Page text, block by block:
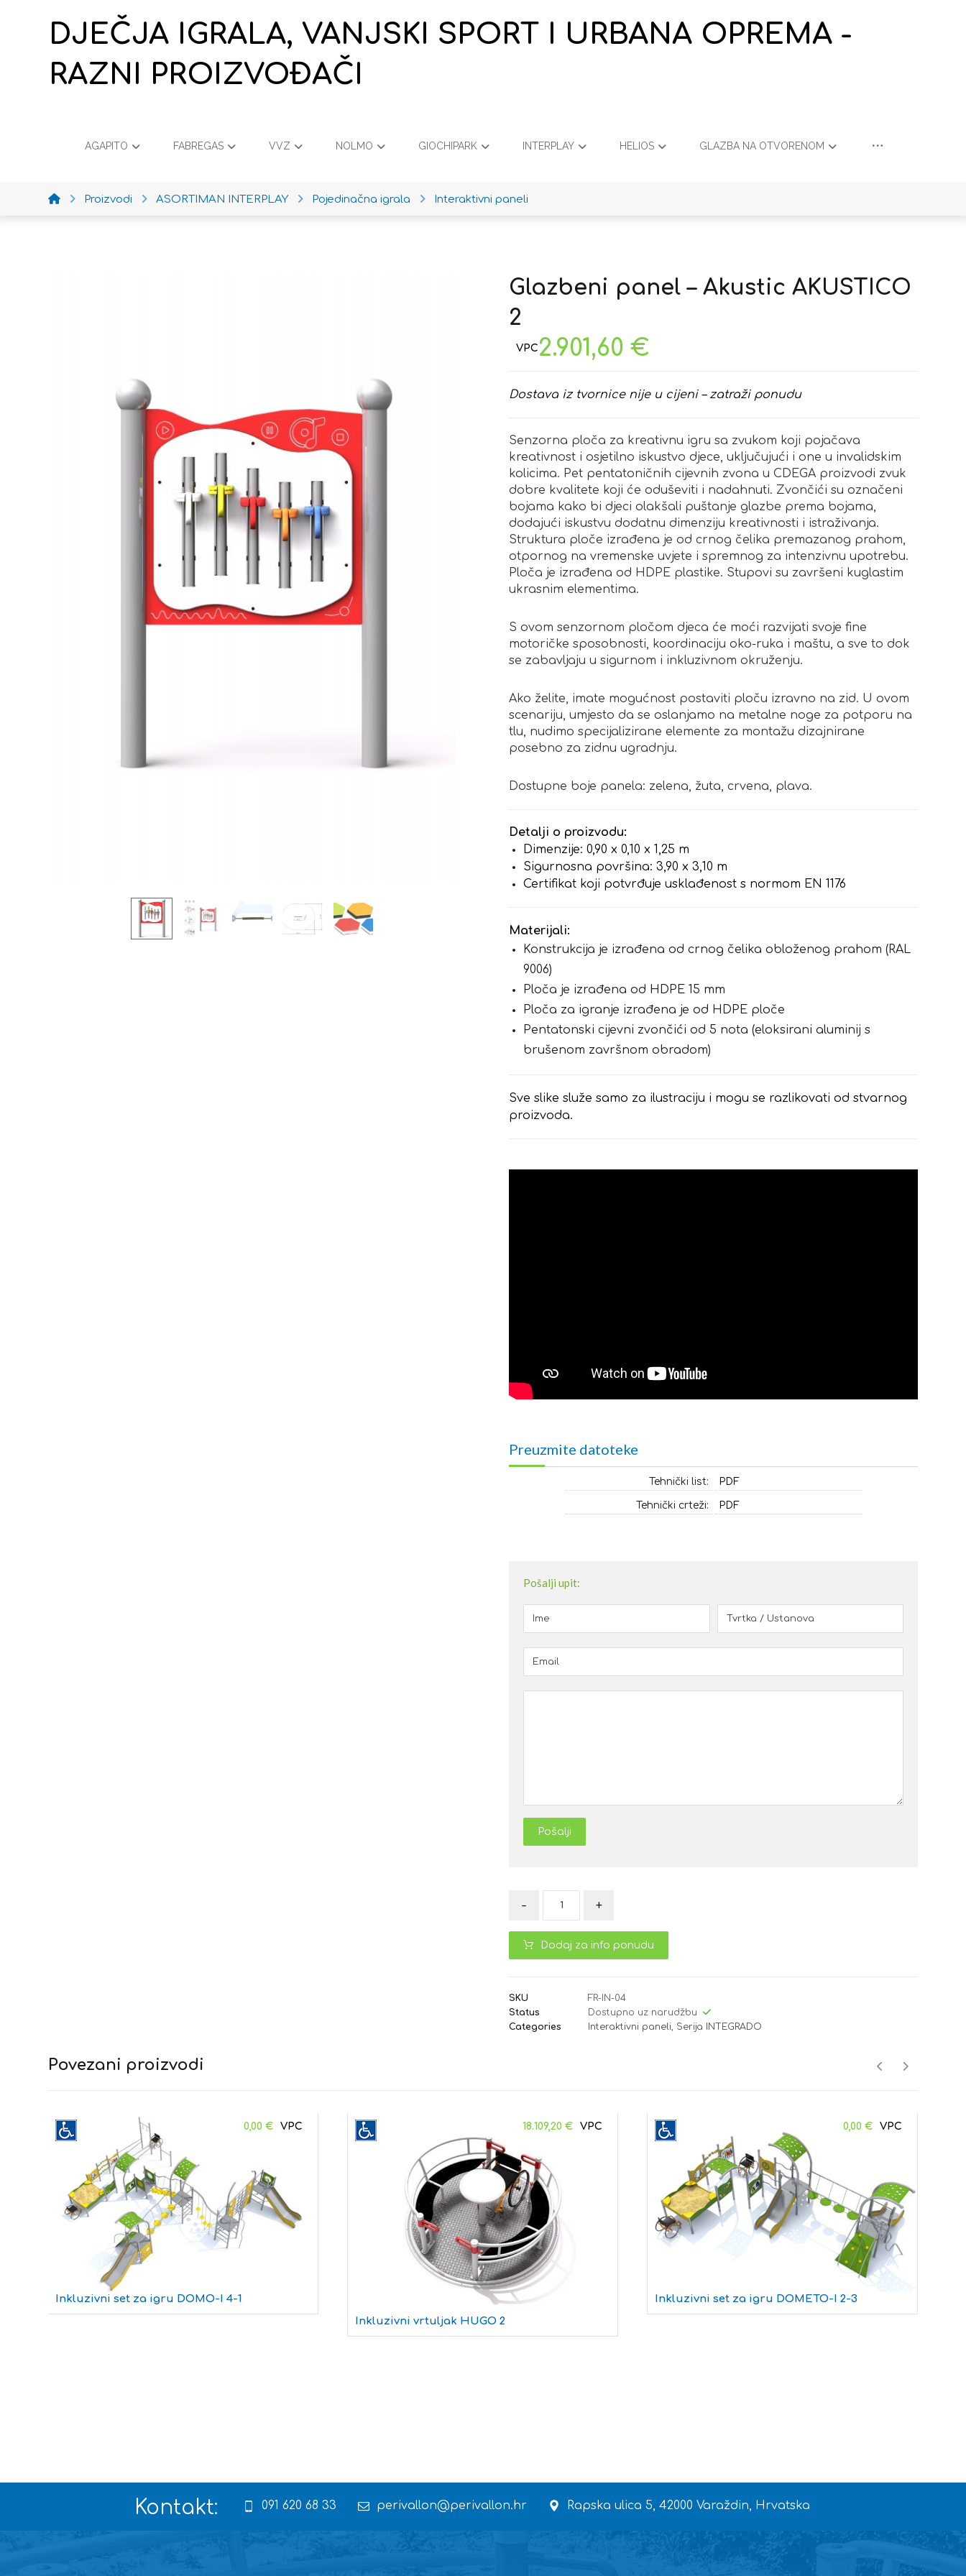
DJEČJA IGRALA, VANJSKI SPORT I URBANA OPREMA -
RAZNI PROIZVOĐAČI
AGAPITO FABREGAS VVZ NOLMO GIOCHIPARK INTERPLAY HELIOS GLAZBA NA OTVORENOM
Proizvodi ASORTIMAN INTERPLAY Pojedinačna igrala Interaktivni paneli
Glazbeni panel – Akustic AKUSTICO
2
2.901,60€
Dostava iz tvornice nije u cijeni – zatraži ponudu
Senzorna ploča za kreativnu igru sa zvukom koji pojačava
kreativnost i osjetilno iskustvo djece, uključujući i one u invalidskim
kolicima. Pet pentatoničnih cijevnih zvona u CDEGA proizvodi zvuk
dobre kvalitete koji će oduševiti i nadahnuti. Zvončići su označeni
bojama kako bi djeci olakšali puštanje glazbe prema bojama,
dodajući iskustvu dodatnu dimenziju kreativnosti i istraživanja.
Struktura ploče izrađena je od crnog čelika premazanog prahom,
otpornog na vremenske uvjete i spremnog za intenzivnu upotrebu.
Ploča je izrađena od HDPE plastike. Stupovi su završeni kuglastim
ukrasnim elementima.
S ovom senzornom pločom djeca će moći razvijati svoje fine
motoričke sposobnosti, koordinaciju oko-ruka i maštu, a sve to dok
se zabavljaju u sigurnom i inkluzivnom okruženju.
Ako želite, imate mogućnost postaviti ploču izravno na zid. U ovom
scenariju, umjesto da se oslanjamo na metalne noge za potporu na
tlu, nudimo specijalizirane elemente za montažu dizajnirane
posebno za zidnu ugradnju.
Dostupne boje panela: zelena, žuta, crvena, plava.
Detalji o proizvodu:
Dimenzije: 0,90 x 0,10 x 1,25 m
Sigurnosna površina: 3,90 x 3,10 m
Certifikat koji potvrđuje usklađenost s normom EN 1176
Materijali:
Konstrukcija je izrađena od crnog čelika obloženog prahom (RAL
9006)
Ploča je izrađena od HDPE 15 mm
Ploča za igranje izrađena je od HDPE ploče
Pentatonski cijevni zvončići od 5 nota (eloksirani aluminij s
brušenom završnom obradom)
Sve slike služe samo za ilustraciju i mogu se razlikovati od stvarnog
proizvoda.
Preuzmite datoteke
Tehnički list: PDF
Tehnički crteži: PDF
Pošalji upit:
Pošalji
- +
Dodaj za info ponudu
SKU
FR-IN-04
Status
Dostupno uz narudžbu
Categories
Interaktivni paneli Serija INTEGRADO
Povezani proizvodi
Inkluzivni set za igru DOMO-I 4-1
0,00€
Inkluzivni vrtuljak HUGO 2
18.109,20€
Inkluzivni set za igru DOMETO-I 2-3
0,00€
Kontakt: 091 620 68 33 perivallon@perivallon.hr Rapska ulica 5, 42000 Varaždin, Hrvatska